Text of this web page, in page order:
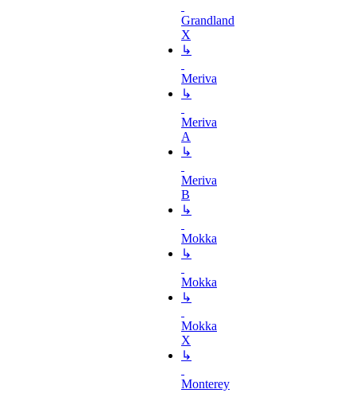
Grandland
X
↳
Meriva
↳
Meriva
A
↳
Meriva
B
↳
Mokka
↳
Mokka
↳
Mokka
X
↳
Monterey